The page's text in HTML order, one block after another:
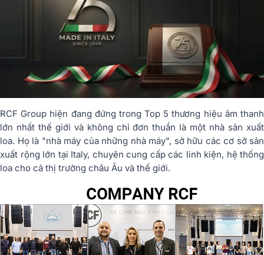
RCF Group hiện đang đứng trong Top 5 thương hiệu âm thanh
lớn nhất thế giới và không chỉ đơn thuần là một nhà sản xuất
loa. Họ là "nhà máy của những nhà máy", sở hữu các cơ sở sản
xuất rộng lớn tại Italy, chuyên cung cấp các linh kiện, hệ thống
loa cho cả thị trường châu Âu và thế giới.